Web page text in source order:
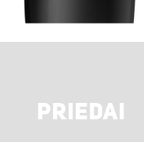
PRIEDAI